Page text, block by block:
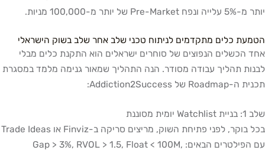
יותר מ-5% עלייה ונפח Pre-Market של יותר מ-100,000 מניות.
הטמעת כלים מתקדמים לניתוח טכני שלב אחר שלב בשוק הישראלי
אחד הכשלים הנפוצים של סוחרים ישראלים הוא התקנת כלים מבלי
לבנות תהליך עבודה מסודר. הנה התהליך שמאור גנימה מלמד במסגרת
תכנית ה-Roadmap של Addiction2Success:
שלב 1: בניית Watchlist יומית מסוננת
בכל בוקר, לפני פתיחת השוק, מריצים סריקה ב-Finviz או Trade Ideas
עם הפילטרים הבאים: Gap > 3%, RVOL > 1.5, Float < 100M,